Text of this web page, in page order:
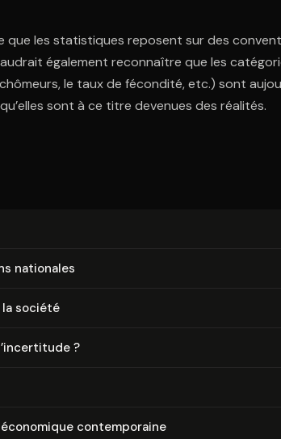
que les statistiques reposent sur des
également reconnaître que les
le taux de fécondité, etc.) sont
sont à ce titre devenues des réalités.
nationales
la société
?
contem­po­raine